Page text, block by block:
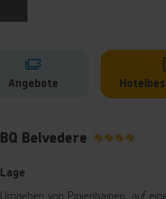
Angebote
BQ Belvedere
Lage
Umgeben von Pinienhainen, auf